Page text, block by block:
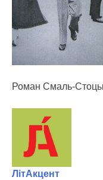
Роман Смаль-
ЛітАкцент